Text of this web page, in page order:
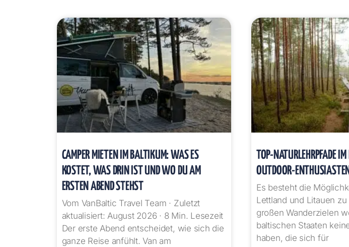
CAMPER MIETEN IM BALTIKUM: WAS ES
KOSTET, WAS DRIN IST UND WO DU AM
ERSTEN ABEND STEHST
Vom VanBaltic Travel Team · Zuletzt
aktualisiert: August 2026 · 8 Min. Lesezeit
Der erste Abend entscheidet, wie sich die
ganze Reise anfühlt. Van am
TOP-NATURLEHRPFADE
OUTDOOR-ENTHUSIASTEN
Es besteht die
Lettland und Litauen
großen Wanderzielen
baltischen Staaten
haben, die sich für